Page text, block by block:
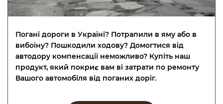
Погані дороги в Україні? Потрапили в яму або в
вибоїну? Пошкодили ходову? Домогтися від
автодору компенсації неможливо? Купіть наш
продукт, який покриє вам ві затрати по ремонту
Вашого автомобіля від поганих доріг.